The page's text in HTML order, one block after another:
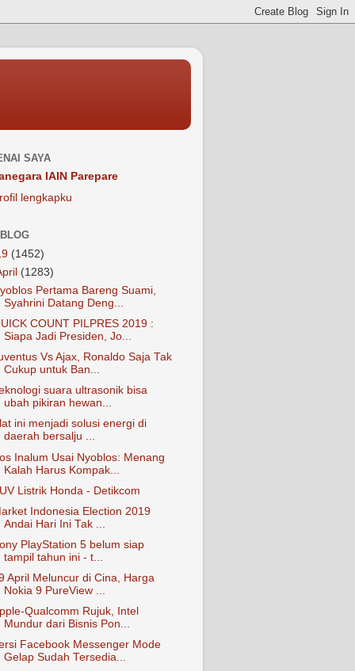
SAYA
IAIN Parepare
lengkapku
(1452)
(1283)
Pertama Bareng Suami,
Syahrini Datang Deng...
COUNT PILPRES 2019 :
Siapa Jadi Presiden, Jo...
Vs Ajax, Ronaldo Saja Tak
Cukup untuk Ban...
suara ultrasonik bisa
ubah pikiran hewan...
ini menjadi solusi energi di
daerah bersalju ...
Inalum Usai Nyoblos: Menang
Kalah Harus Kompak...
Listrik Honda - Detikcom
Indonesia Election 2019
Andai Hari Ini Tak ...
PlayStation 5 belum siap
tampil tahun ini - t...
April Meluncur di Cina, Harga
Nokia 9 PureView ...
Qualcomm Rujuk, Intel
Mundur dari Bisnis Pon...
Facebook Messenger Mode
Gelap Sudah Tersedia...